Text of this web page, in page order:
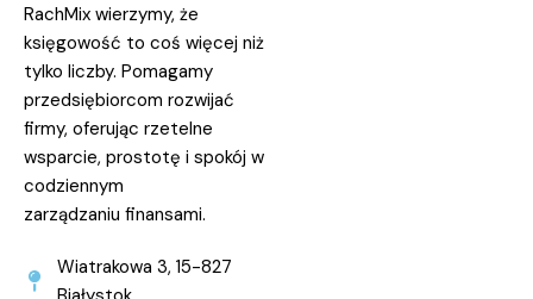
RachMix wierzymy, że
księgowość to coś więcej niż
tylko liczby. Pomagamy
przedsiębiorcom rozwijać
firmy, oferując rzetelne
wsparcie, prostotę i spokój w
codziennym
zarządzaniu finansami.
Wiatrakowa 3, 15-827